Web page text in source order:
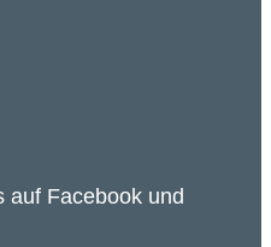
auf Facebook und